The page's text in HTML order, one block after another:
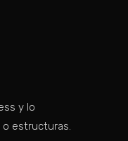
y lo
o estructuras.